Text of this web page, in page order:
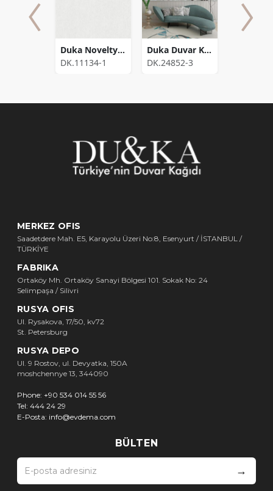
Duka Novelty Zet Fon ( 16,2816 m2 )
DK.11134-1
Duka Duvar Kagidi Voyage Roma F DK.24852-3 (10,653 m2)
DK.24852-3
MERKEZ OFIS
Saadetdere Mah. E5, Karayolu Üzeri No:8, Esenyurt / İSTANBUL /
TÜRKİYE
FABRIKA
Ortaköy Mh. Ortaköy Sanayi Bölgesi 101. Sokak No: 24
Selimpaşa / Silivri
RUSYA OFIS
Ul. Rysakova, 17/50, kv72
St. Petersburg
RUSYA DEPO
Ul. 9 Rostov, ul. Devyatka, 150A
moshchennye 13, 344090
Phone: +90 534 014 55 56
Tel: 444 24 29
E-Posta: info@evdema.com
BÜLTEN
→